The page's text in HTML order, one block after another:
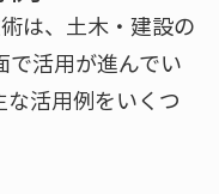
は、土木・建設の
で活用が進んでい
な活用例をいくつ